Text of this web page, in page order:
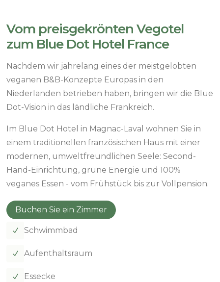
Vom preisgekrönten Vegotel
zum Blue Dot Hotel France
Nachdem wir jahrelang eines der meistgelobten
veganen B&B-Konzepte Europas in den
Niederlanden betrieben haben, bringen wir die Blue
Dot-Vision in das ländliche Frankreich.
Im Blue Dot Hotel in Magnac-Laval wohnen Sie in
einem traditionellen französischen Haus mit einer
modernen, umweltfreundlichen Seele: Second-
Hand-Einrichtung, grüne Energie und 100%
veganes Essen - vom Frühstück bis zur Vollpension.
Buchen Sie ein Zimmer
N Schwimmbad
N Aufenthaltsraum
N Essecke